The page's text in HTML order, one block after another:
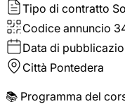
Tipo di contratto
Codice annuncio
Data di
Città Pontedera
📚 Programma del